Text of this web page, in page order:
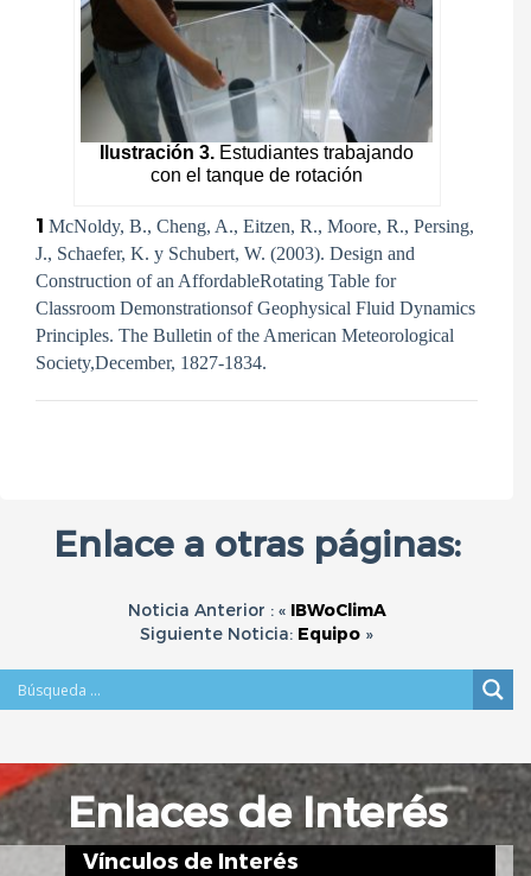
Ilustración 3. Estudiantes trabajando
con el tanque de rotación
1 McNoldy, B., Cheng, A., Eitzen, R., Moore, R., Persing,
J., Schaefer, K. y Schubert, W. (2003). Design and
Construction of an AffordableRotating Table for
Classroom Demonstrationsof Geophysical Fluid Dynamics
Principles. The Bulletin of the American Meteorological
Society,December, 1827-1834.
Enlace a otras páginas:
Noticia Anterior : « IBWoClimA
Siguiente Noticia: Equipo »
Enlaces de Interés
Vínculos de Interés